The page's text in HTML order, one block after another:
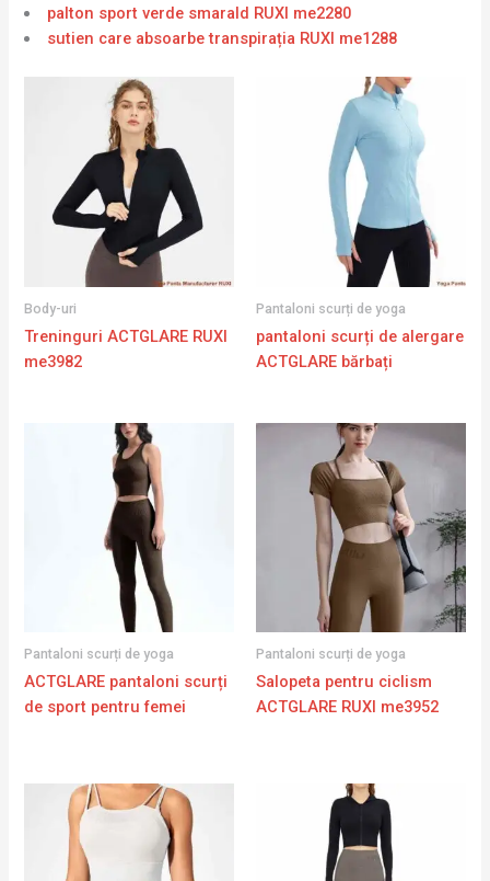
palton sport verde smarald RUXI me2280
sutien care absoarbe transpirația RUXI me1288
Body-uri
Treninguri ACTGLARE RUXI
me3982
Pantaloni scurți de yoga
pantaloni scurți de alergare
ACTGLARE bărbați
Pantaloni scurți de yoga
ACTGLARE pantaloni scurți
de sport pentru femei
Pantaloni scurți de yoga
Salopeta pentru ciclism
ACTGLARE RUXI me3952